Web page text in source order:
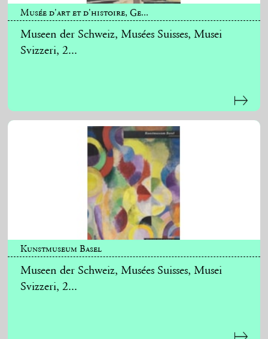
Musée d'art et d'histoire, Ge...
Museen der Schweiz, Musées Suisses, Musei
Svizzeri, 2...
Kunstmuseum Basel
Museen der Schweiz, Musées Suisses, Musei
Svizzeri, 2...